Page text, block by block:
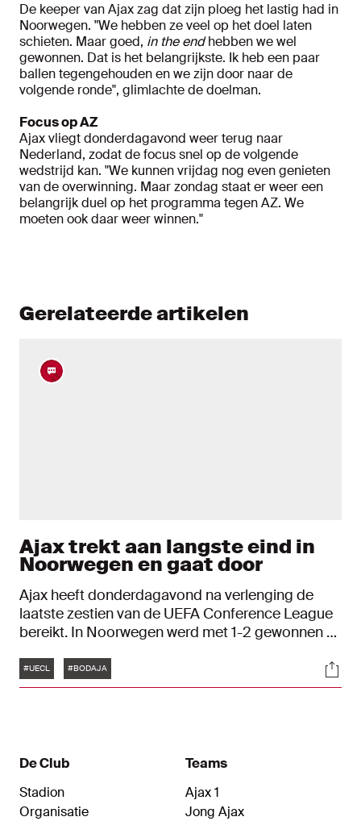
De keeper van Ajax zag dat zijn ploeg het lastig had in
Noorwegen. "We hebben ze veel op het doel laten
schieten. Maar goed, in the endhebben we wel
gewonnen. Dat is het belangrijkste. Ik heb een paar
ballen tegengehouden en we zijn door naar de
volgende ronde", glimlachte de doelman.
Focus op AZ
Ajax vliegt donderdagavond weer terug naar
Nederland, zodat de focus snel op de volgende
wedstrijd kan. "We kunnen vrijdag nog even genieten
van de overwinning. Maar zondag staat er weer een
belangrijk duel op het programma tegen AZ. We
moeten ook daar weer winnen."
Gerelateerde artikelen
Ajax trekt aan langste eind in
Noorwegen en gaat door
Ajax heeft donderdagavond na verlenging de
laatste zestien van de UEFA Conference League
bereikt. In Noorwegen werd met 1-2 gewonnen bij
hoogte van de laatste ontwikkelingen in
Noorwegen.
Tags
#UECL #BODAJA
De Club
Stadion
Organisatie
Teams
Ajax 1
Jong Ajax